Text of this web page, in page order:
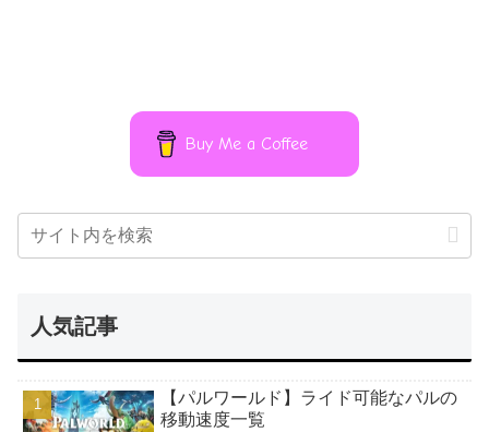
Buy Me a Coffee
人気記事
【パルワールド】ライド可能なパルの
移動速度一覧